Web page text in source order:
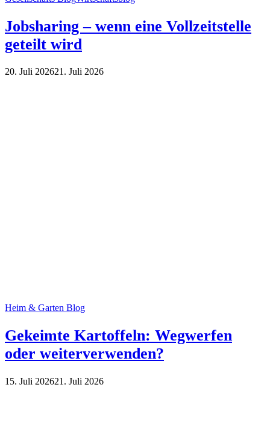
Jobsharing – wenn eine Vollzeitstelle
geteilt wird
20. Juli 202621. Juli 2026
Heim & Garten Blog
Gekeimte Kartoffeln: Wegwerfen
oder weiterverwenden?
15. Juli 202621. Juli 2026